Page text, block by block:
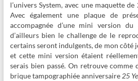
l’univers System, avec une maquette
Avec également une plaque de
accompagnée d’une mini version
d’ailleurs bien le challenge de le
certains seront indulgents, de mon côté
et cette mini version étaient
serais bien passé. On retrouve comme
brique tampographiée anniversaire 25